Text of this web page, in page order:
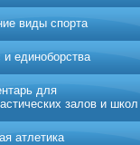
виды спорта
и единоборства
для
залов и школ
атлетика